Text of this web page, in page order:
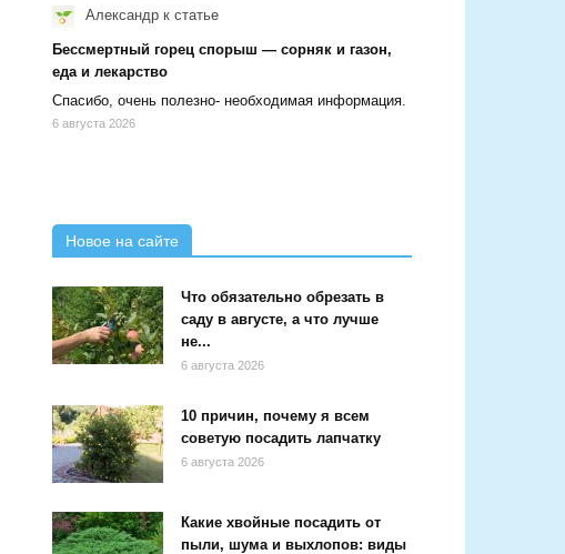
Александр к статье
Бессмертный горец спорыш — сорняк и газон,
еда и лекарство
Спасибо, очень полезно- необходимая информация.
6 августа 2026
Новое на сайте
Что обязательно обрезать в
саду в августе, а что лучше
не...
6 августа 2026
10 причин, почему я всем
советую посадить лапчатку
6 августа 2026
Какие хвойные посадить от
пыли, шума и выхлопов: виды